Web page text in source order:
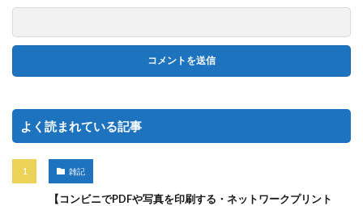
よく読まれている記事
雑記
【コンビニでPDFや写真を印刷する・ネットワークプリント